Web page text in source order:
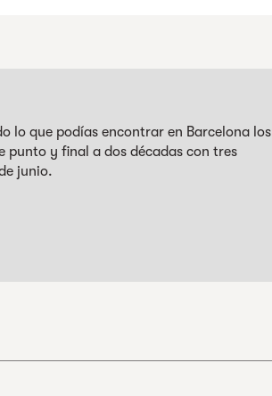
lo que podías encontrar en Barcelona los
punto y final a dos décadas con tres
junio.